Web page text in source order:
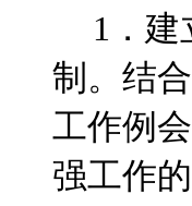
1 ．
制。结
工作例
强工作